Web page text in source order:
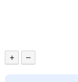
+ –